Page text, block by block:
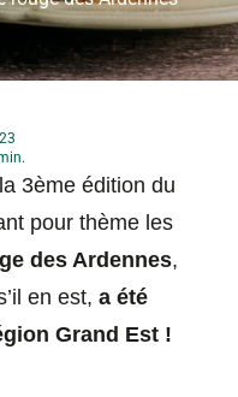
3ème édition du
pour thème les
des Ardennes,
en est, a été
Grand Est !